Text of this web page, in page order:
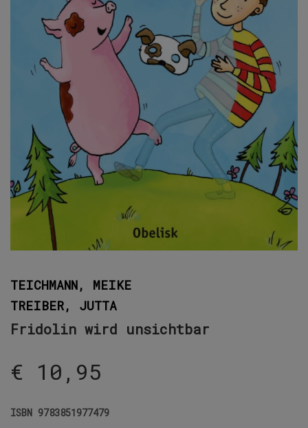
TEICHMANN, MEIKE
TREIBER, JUTTA
Fridolin wird unsichtbar
€ 10,95
ISBN 9783851977479